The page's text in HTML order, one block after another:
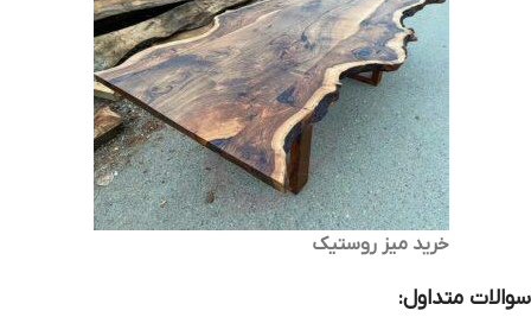
خرید میز روستیک
سوالات متداول: